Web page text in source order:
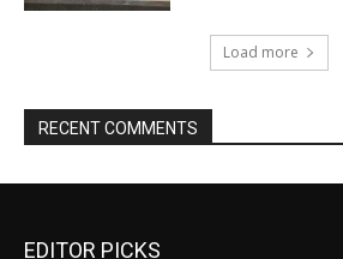
Load more
RECENT COMMENTS
EDITOR PICKS